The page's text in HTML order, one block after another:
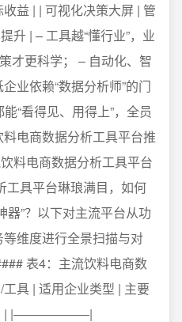
益 | | 可视化决策大屏 | 管
升 | – 工具越“懂行业”，业
才更科学； – 自动化、智
业依赖“数据分析师”的门
“看得见、用得上”，全员
电商数据分析工具平台推
料电商数据分析工具平台
工具平台琳琅满目，如何
器”？以下对主流平台从功
维度进行全景扫描与对
表4：主流饮料电商数
具 | 适用企业类型 | 主要
务 | |——————|